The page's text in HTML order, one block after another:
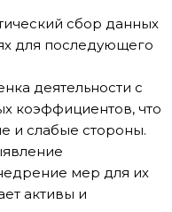
сбор данных
для последующего
деятельности с
коэффициентов, что
и слабые стороны.
мер для их
активы и